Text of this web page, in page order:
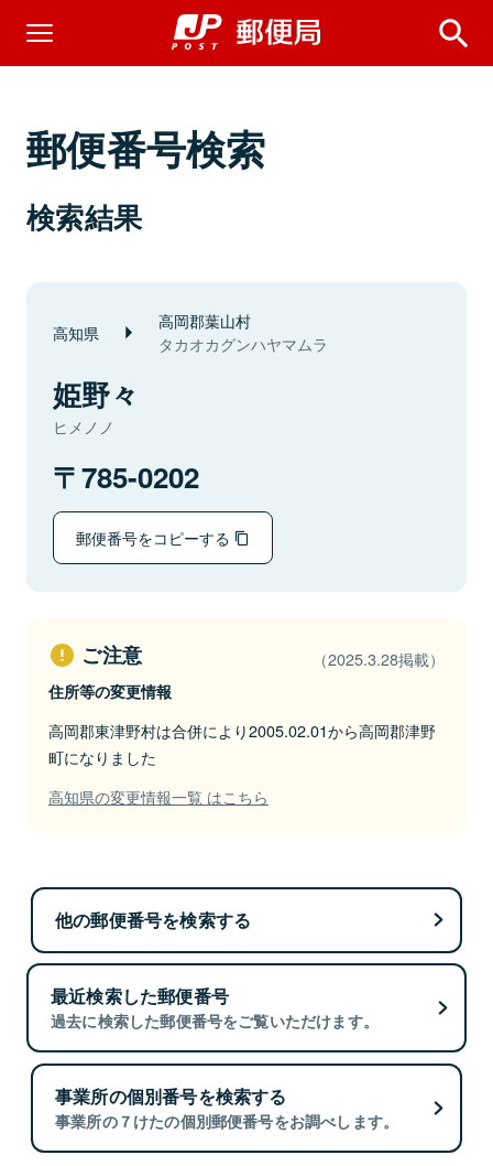
郵便番号検索
検索結果
高知県 高岡郡葉山村
タカオカグンハヤマムラ
姫野々
ヒメノノ
785-0202
郵便番号をコピーする
ご注意 （2025.3.28掲載）
住所等の変更情報
高岡郡東津野村は合併により2005.02.01から高岡郡津野
町になりました
高知県の変更情報一覧 はこちら
他の郵便番号を検索する
最近検索した郵便番号
過去に検索した郵便番号をご覧いただけます。
事業所の個別番号を検索する
事業所の７けたの個別郵便番号をお調べします。